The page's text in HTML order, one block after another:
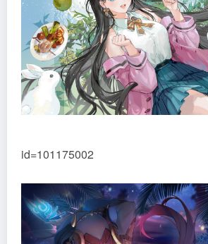
id=101175002